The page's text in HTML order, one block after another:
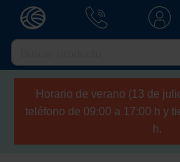
Horario de verano (13 de
teléfono de 09:00 a 17:00 h y
h.